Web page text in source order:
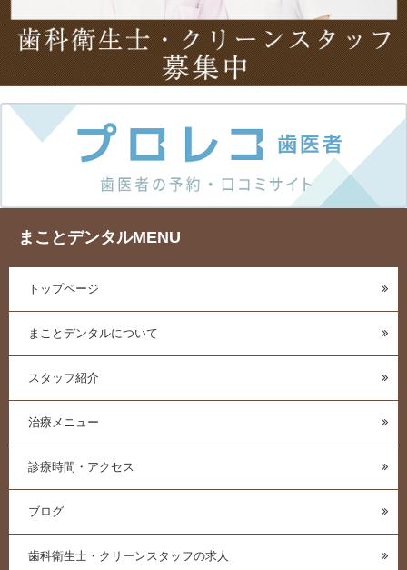
まことデンタルMENU
トップページ
まことデンタルについて
スタッフ紹介
治療メニュー
診療時間・アクセス
ブログ
歯科衛生士・クリーンスタッフの求人